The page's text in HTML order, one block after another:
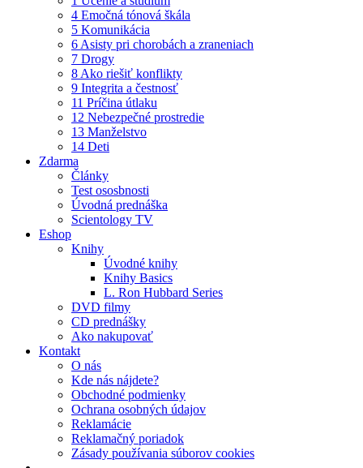
4 Emočná tónová škála
5 Komunikácia
6 Asisty pri chorobách a zraneniach
7 Drogy
8 Ako riešiť konflikty
9 Integrita a čestnosť
11 Príčina útlaku
12 Nebezpečné prostredie
13 Manželstvo
14 Deti
Zdarma
Články
Test ososbnosti
Úvodná prednáška
Scientology TV
Eshop
Knihy
Úvodné knihy
Knihy Basics
L. Ron Hubbard Series
DVD filmy
CD prednášky
Ako nakupovať
Kontakt
O nás
Kde nás nájdete?
Obchodné podmienky
Ochrana osobných údajov
Reklamácie
Reklamačný poriadok
Zásady používania súborov cookies